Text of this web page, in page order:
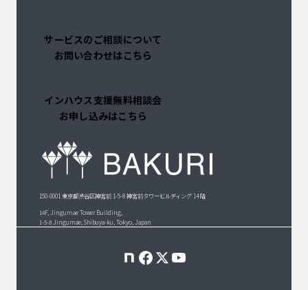
サービスのご相談について
お問い合わせはこちら
インハウス支援無料相談会
お申し込みはこちら
150-0001 東京都渋谷区神宮前 1-5-8 神宮前タワービルディング 14 階
14F, Jingumae Tower Building,
1-5-8 Jingumae, Shibuya-ku, Tokyo, Japan